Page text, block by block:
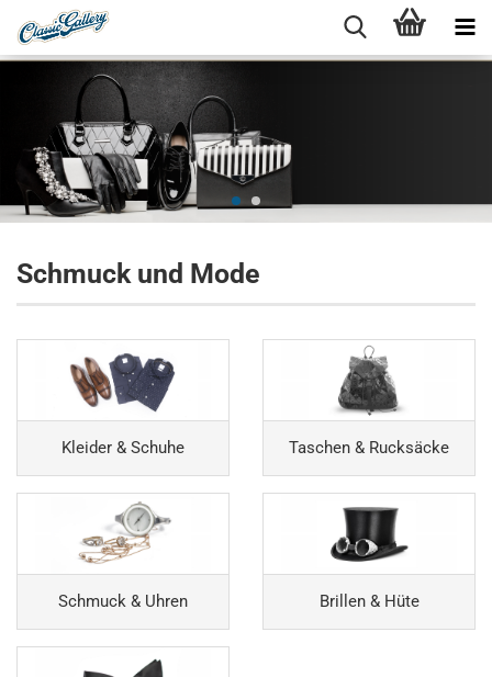
Schmuck und Mode
Kleider & Schuhe Taschen & Rucksäcke
Schmuck & Uhren Brillen & Hüte